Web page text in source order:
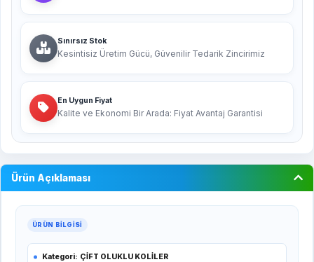
Sınırsız Stok
Kesintisiz Üretim Gücü, Güvenilir Tedarik Zincirimiz
En Uygun Fiyat
Kalite ve Ekonomi Bir Arada: Fiyat Avantaj Garantisi
Ürün Açıklaması
ÜRÜN BILGISI
Kategori: ÇİFT OLUKLU KOLİLER